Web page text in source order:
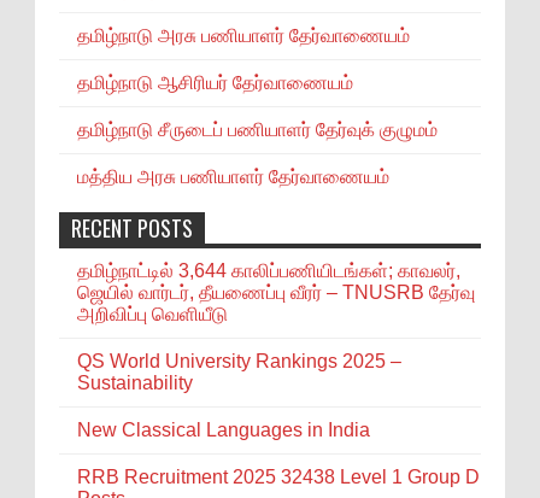
தமிழ்நாடு அரசு பணியாளர் தேர்வாணையம்
தமிழ்நாடு ஆசிரியர் தேர்வாணையம்
தமிழ்நாடு சீருடைப் பணியாளர் தேர்வுக் குழுமம்
மத்திய அரசு பணியாளர் தேர்வாணையம்
RECENT POSTS
தமிழ்நாட்டில் 3,644 காலிப்பணியிடங்கள்; காவலர்,
ஜெயில் வார்டர், தீயணைப்பு வீரர் – TNUSRB தேர்வு
அறிவிப்பு வெளியீடு
QS World University Rankings 2025 –
Sustainability
New Classical Languages in India
RRB Recruitment 2025 32438 Level 1 Group D